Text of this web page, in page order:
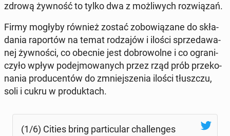
zdro­wą żywność to tylko dwa z moż­li­wych roz­wią­zań.
Firmy mogłyby również zostać zo­bo­wią­za­ne do skła­
da­nia ra­por­tów na temat ro­dza­jów i ilości sprze­da­wa­
nej żyw­no­ści, co obecnie jest do­bro­wol­ne i co ogra­ni­
czy­ło wpływ po­dej­mo­wa­nych przez rząd prób prze­ko­
na­nia pro­du­cen­tów do zmniej­sze­nia ilości tłusz­czu,
soli i cukru w pro­duk­tach.
(1/6) Cities bring par­ti­cu­lar chal­len­ges